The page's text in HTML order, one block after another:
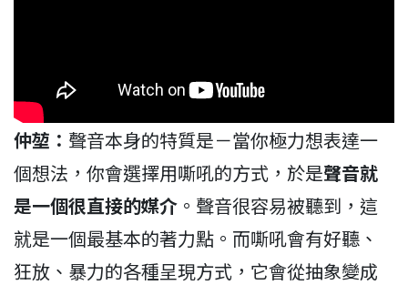
仲堃： 聲音本身的特質是－當你極力想表達一
個想法，你會選擇用嘶吼的方式，於是聲音就
是一個很直接的媒介 。聲音很容易被聽到，這
就是一個最基本的著力點。而嘶吼會有好聽、
狂放、暴力的各種呈現方式，它會從抽象變成